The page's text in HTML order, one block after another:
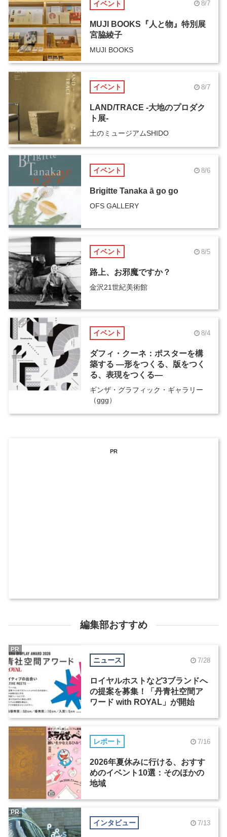
イベント 8/7
MUJI BOOKS『人と物』特別展
宮脇綾子
MUJI BOOKS
イベント 8/7
LAND/TRACE -大地のプロダク
ト展-
土のミュージアムSHIDO
イベント 8/6
Brigitte Tanaka ā go go
OFS GALLERY
イベント 8/5
路上、お邪魔ですか？
金沢21世紀美術館
イベント 8/4
ダフィ・クーネ：ポスターを構
築する ―形をつくる、版をつく
る、表現をつくる―
ギンザ・グラフィック・ギャラリー
（ggg）
PR
編集部おすすめ
ニュース 7/28
ロイヤルホストなど3ブランドへ
の提案を募集！「丹青社空間ア
ワード with ROYAL」が開始
PR
レポート 7/16
2026年夏休みに行ける、おすす
めのイベント10選：そのほかの
地域
インタビュー 7/13
PR